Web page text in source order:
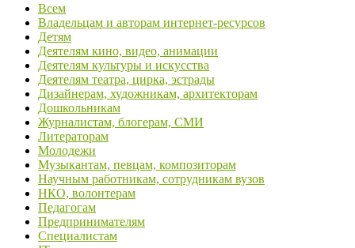
Всем
Владельцам и авторам интернет-ресурсов
Детям
Деятелям кино, видео, анимации
Деятелям культуры и искусства
Деятелям театра, цирка, эстрады
Дизайнерам, художникам, архитекторам
Дошкольникам
Журналистам, блогерам, СМИ
Литераторам
Молодежи
Музыкантам, певцам, композиторам
Научным работникам, сотрудникам вузов
НКО, волонтерам
Педагогам
Предпринимателям
Специалистам